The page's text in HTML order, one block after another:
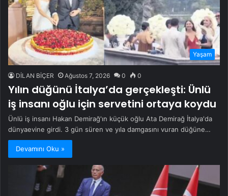
Yaşam
DİLAN BİÇER Ağustos 7, 2026 0 0
Yılın düğünü İtalya’da gerçekleşti: Ünlü
iş insanı oğlu için servetini ortaya koydu
Ünlü iş insanı Hakan Demirağ'ın küçük oğlu Ata Demirağ İtalya'da
dünyaevine girdi. 3 gün süren ve yıla damgasını vuran düğüne…
Devamını Oku »